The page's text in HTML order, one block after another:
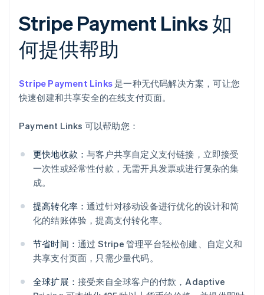
Stripe Payment Links 如
何提供帮助
Stripe Payment Links 是一种无代码解决方案，可让您
快速创建和共享安全的在线支付页面。
Payment Links 可以帮助您：
更快地收款：与客户共享自定义支付链接，立即接受
一次性或经常性付款，无需开具发票或进行复杂的集
成。
提高转化率：通过针对移动设备进行优化的设计和简
化的结账体验，提高支付转化率。
节省时间： 通过 Stripe 管理平台轻松创建、自定义和
共享支付页面，只需少量代码。
全球扩展： 接受来自全球客户的付款，Adaptive